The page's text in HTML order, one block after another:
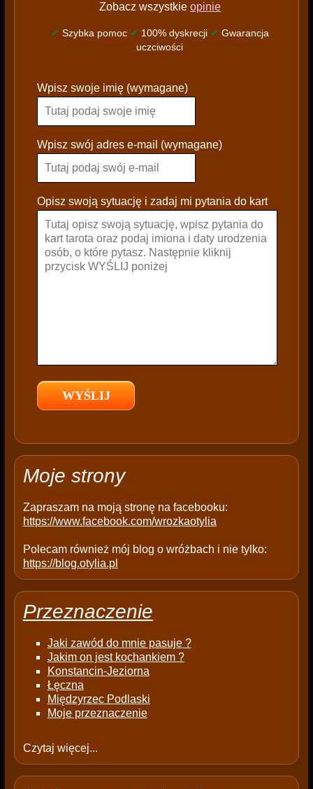
Zobacz wszystkie opinie
✔ Szybka pomoc ✔ 100% dyskrecji ✔ Gwarancja
uczciwości
l
a
s
e
a
e
e
p
y
Wpisz swoje imię (wymagane)
Wpisz swój adres e-mail (wymagane)
Opisz swoją sytuację i zadaj mi pytania do kart
Moje strony
Zapraszam na moją stronę na facebooku:
https://www.facebook.com/wrozkaotylia
Polecam również mój blog o wróżbach i nie tylko:
https://blog.otylia.pl
Przeznaczenie
Jaki zawód do mnie pasuje ?
Jakim on jest kochankiem ?
Konstancin-Jeziorna
Łęczna
Międzyrzec Podlaski
Moje przeznaczenie
Czytaj więcej...